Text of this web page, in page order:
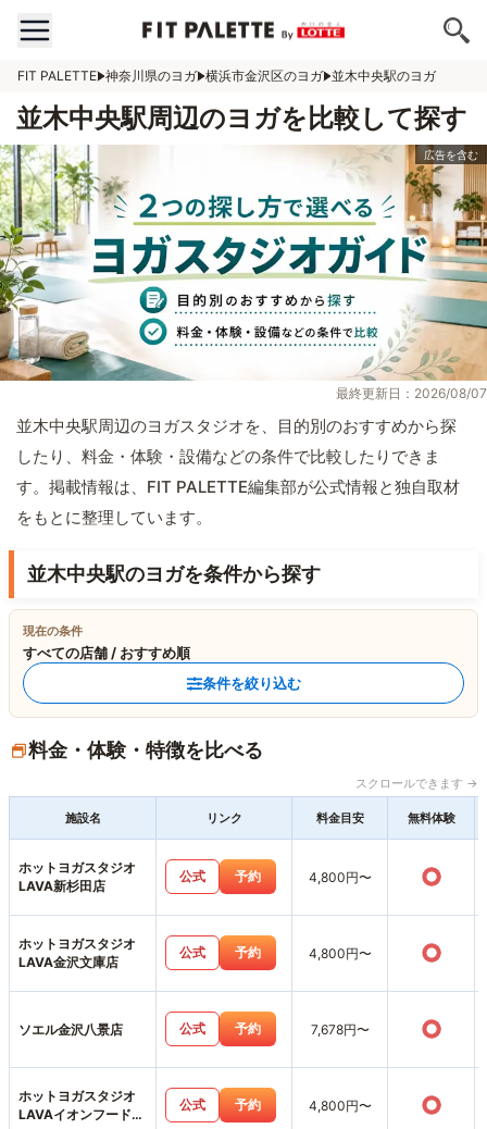
FIT PALETTE 神奈川県のヨガ 横浜市金沢区のヨガ 並木中央駅のヨガ
並木中央駅周辺のヨガを比較して探す
最終更新日：2026/08/07
並木中央駅周辺のヨガスタジオを、目的別のおすすめから探
したり、料金・体験・設備などの条件で比較したりできま
す。掲載情報は、FIT PALETTE編集部が公式情報と独自取材
をもとに整理しています。
並木中央駅のヨガを条件から探す
現在の条件
すべての店舗 / おすすめ順
条件を絞り込む
料金・体験・特徴を比べる
スクロールできます →
施設名 リンク 料金目安 無料体験
ホットヨガスタジオ
LAVA新杉田店
公式 予約 4,800円〜 ○
ホットヨガスタジオ
LAVA金沢文庫店
公式 予約 4,800円〜 ○
ソエル金沢八景店 公式 予約 7,678円〜 ○
ホットヨガスタジオ
LAVAイオンフードス
公式 予約 4,800円〜 ○